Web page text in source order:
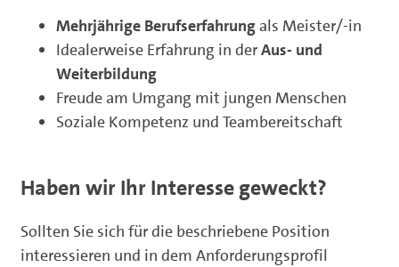
Mehrjährige Berufserfahrung als Meister/-in
Idealerweise Erfahrung in derAus- und
Weiterbildung
Freude am Umgang mit jungen Menschen
Soziale Kompetenz und Teambereitschaft
Haben wir Ihr Interesse geweckt?
Sollten Sie sich für die beschriebene Position
interessieren und in dem Anforderungsprofil